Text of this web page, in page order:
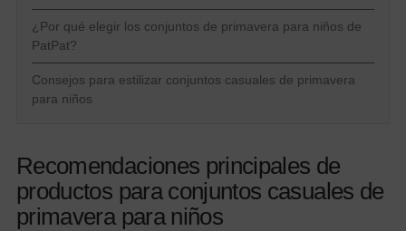
¿Por qué elegir los conjuntos de primavera para niños de
PatPat?
Consejos para estilizar conjuntos casuales de primavera
para niños
Recomendaciones principales de
productos para conjuntos casuales de
primavera para niños